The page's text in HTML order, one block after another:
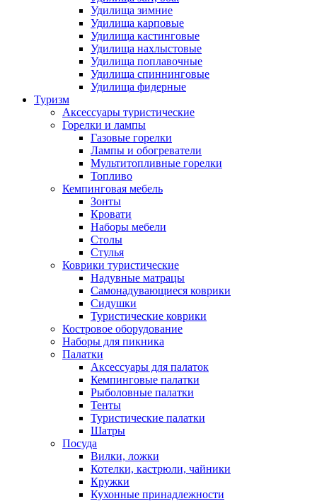
Удилища зимние
Удилища карповые
Удилища кастинговые
Удилища нахлыстовые
Удилища поплавочные
Удилища спиннинговые
Удилища фидерные
Туризм
Аксессуары туристические
Горелки и лампы
Газовые горелки
Лампы и обогреватели
Мультитопливные горелки
Топливо
Кемпинговая мебель
Зонты
Кровати
Наборы мебели
Столы
Стулья
Коврики туристические
Надувные матрацы
Самонадувающиеся коврики
Сидушки
Туристические коврики
Костровое оборудование
Наборы для пикника
Палатки
Аксессуары для палаток
Кемпинговые палатки
Рыболовные палатки
Тенты
Туристические палатки
Шатры
Посуда
Вилки, ложки
Котелки, кастрюли, чайники
Кружки
Кухонные принадлежности